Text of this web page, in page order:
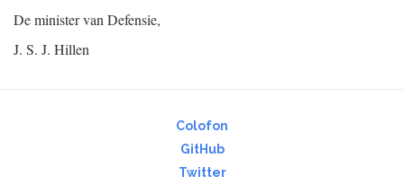
De minister van Defensie,
J. S. J. Hillen
Colofon
GitHub
Twitter